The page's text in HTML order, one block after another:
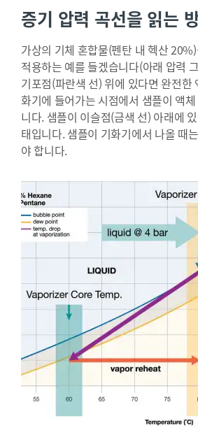
증기 압력 곡선을 읽는
가상의 기체 혼합물(펜탄 내 헥산
적용하는 예를 들겠습니다(아래 압력
기포점(파란색 선) 위에 있다면 완전한
화기에 들어가는 시점에서 샘플이 액
니다. 샘플이 이슬점(금색 선) 아래에
태입니다. 샘플이 기화기에서 나올 때
야 합니다.